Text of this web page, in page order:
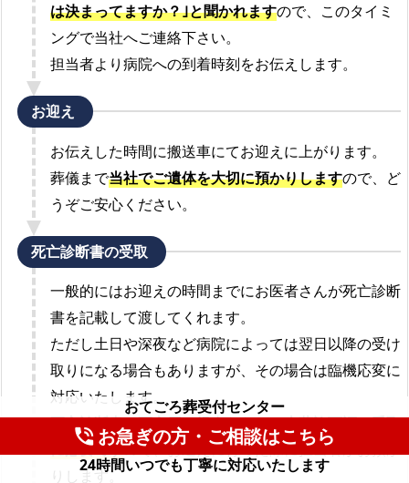
は決まってますか？｣と聞かれますので、このタイミ
ングで当社へご連絡下さい。
担当者より病院への到着時刻をお伝えします。
お迎え
お伝えした時間に搬送車にてお迎えに上がります。
葬儀まで当社でご遺体を大切に預かりしますので、ど
うぞご安心ください。
死亡診断書の受取
一般的にはお迎えの時間までにお医者さんが死亡診断
書を記載して渡してくれます。
ただし土日や深夜など病院によっては翌日以降の受け
取りになる場合もありますが、その場合は臨機応変に
対応いたします。
死亡診断書は死亡届の提出ならびに火葬許可証の受取
に必要ですので、お迎えに行った際に担当者がお預か
りします。
おてごろ葬受付センター
phone_in_talkお急ぎの方・ご相談はこちら
24時間いつでも丁寧に対応いたします